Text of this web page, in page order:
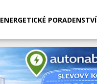
ENERGETICKÉ PORADENSTVÍ